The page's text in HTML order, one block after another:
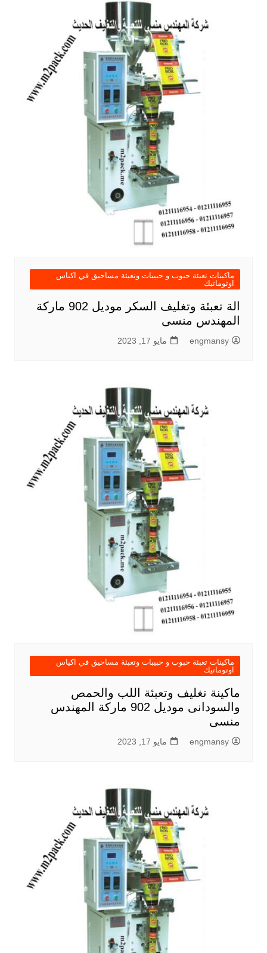
ماكينات تعبئة حبوب و حبيبات وتعبئة مساحيق في اكياس
اوتوماتيك
الة تعبئة وتغليف السكر موديل 902 ماركة
المهندس منسى
engmansy مايو 17, 2023
ماكينات تعبئة حبوب و حبيبات وتعبئة مساحيق في اكياس
اوتوماتيك
ماكينة تغليف وتعبئة اللب والحمص
والسودانى موديل 902 ماركة المهندس
منسى
engmansy مايو 17, 2023